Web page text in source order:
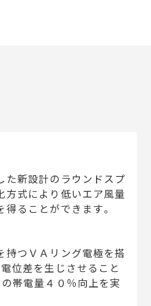
新設計のラウンドスプ
方式により低いエア風量
ることができます。
つＶＡリング電極を搭
位差を生じさせること
帯電量４０％向上を実